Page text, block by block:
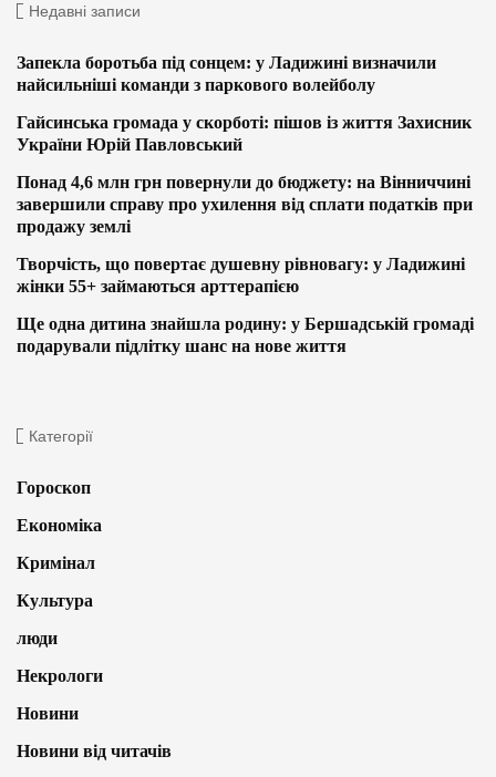
Недавні записи
Запекла боротьба під сонцем: у Ладижині визначили
найсильніші команди з паркового волейболу
Гайсинська громада у скорботі: пішов із життя Захисник
України Юрій Павловський
Понад 4,6 млн грн повернули до бюджету: на Вінниччині
завершили справу про ухилення від сплати податків при
продажу землі
Творчість, що повертає душевну рівновагу: у Ладижині
жінки 55+ займаються арттерапією
Ще одна дитина знайшла родину: у Бершадській громаді
подарували підлітку шанс на нове життя
Категорії
Гороскоп
Економіка
Кримінал
Культура
люди
Некрологи
Новини
Новини від читачів